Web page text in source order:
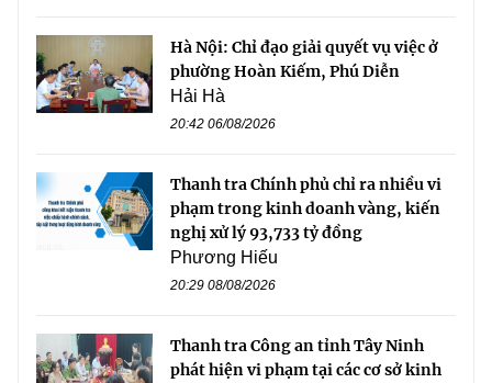
Hà Nội: Chỉ đạo giải quyết vụ việc ở
phường Hoàn Kiếm, Phú Diễn
Hải Hà
20:42 06/08/2026
Thanh tra Chính phủ chỉ ra nhiều vi
phạm trong kinh doanh vàng, kiến
nghị xử lý 93,733 tỷ đồng
Phương Hiếu
20:29 08/08/2026
Thanh tra Công an tỉnh Tây Ninh
phát hiện vi phạm tại các cơ sở kinh